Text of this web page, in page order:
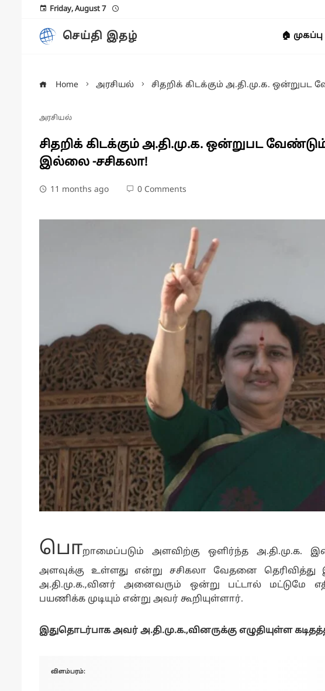
Friday, August 7
செய்தி இதழ் 🏠 முகப்பு
Home அரசியல் சிதறிக் கிடக்கும் அ.தி.மு.க.
அரசியல்
சிதறிக் கிடக்கும் அ.தி.மு.க. ஒன்றுபட
இல்லை -சசிகலா!
11 months ago 0 Comments
பொறாமைப்படும் அளவிற்கு ஒளிர்ந்த அ.தி.மு.க.
அளவுக்கு உள்ளது என்று சசிகலா வேதனை தெரிவித்து
அ.தி.மு.க.,வினர் அனைவரும் ஒன்று பட்டால் மட்டுமே
பயணிக்க முடியும் என்று அவர் கூறியுள்ளார்.
இதுதொடர்பாக அவர் அ.தி.மு.க.,வினருக்கு எழுதியுள்ள
விளம்பரம்: